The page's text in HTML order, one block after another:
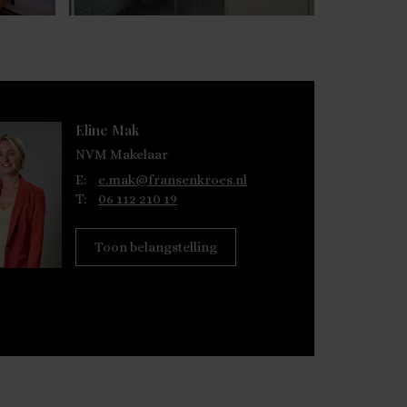
Eline Mak
NVM Makelaar
E:
e.mak@fransenkroes.nl
T:
06 112 210 19
Toon belangstelling